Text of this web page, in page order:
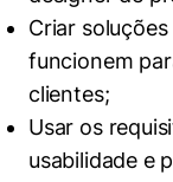
Criar
funcionem
clientes;
Usar os
usabilidade e